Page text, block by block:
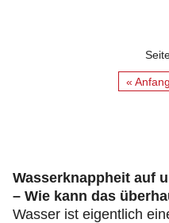
« Anfang
Wasserknappheit auf
– Wie kann das
Wasser ist eigentlich